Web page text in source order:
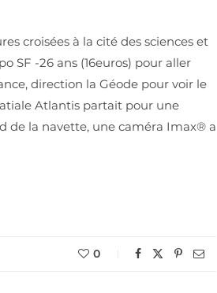
croisées à la cité des sciences et
SF -26 ans (16euros) pour aller
direction la Géode pour voir le
Atlantis partait pour une
de la navette, une caméra Imax® a
0